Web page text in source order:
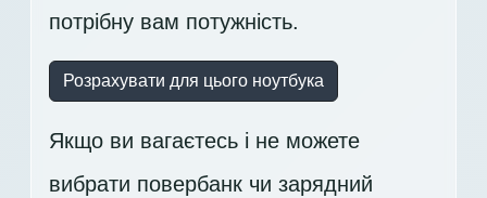
потрібну вам потужність.
Розрахувати для цього ноутбука
Якщо ви вагаєтесь і не можете
вибрати повербанк чи зарядний